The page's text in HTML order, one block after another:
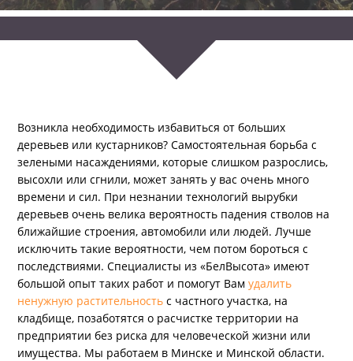
Возникла необходимость избавиться от больших
деревьев или кустарников? Самостоятельная борьба с
зелеными насаждениями, которые слишком разрослись,
высохли или сгнили, может занять у вас очень много
времени и сил. При незнании технологий вырубки
деревьев очень велика вероятность падения стволов на
ближайшие строения, автомобили или людей. Лучше
исключить такие вероятности, чем потом бороться с
последствиями. Специалисты из «БелВысота» имеют
большой опыт таких работ и помогут Вамудалить
ненужную растительность с частного участка, на
кладбище, позаботятся о расчистке территории на
предприятии без риска для человеческой жизни или
имущества. Мы работаем в Минске и Минской области.